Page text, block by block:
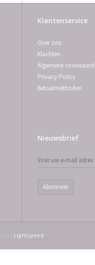
Klantenservice
Over ons
Klachten
Algemene
Privacy Policy
Betaalmethoden
Nieuwsbrief
Abonneer
Lightspeed